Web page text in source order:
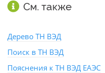
См. также
Дерево ТН ВЭД
Поиск в ТН ВЭД
Пояснения к ТН ВЭД ЕАЭС